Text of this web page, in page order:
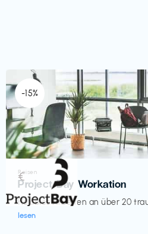
-15%
Reisen
Project Bay Workation
flexibles Arbeiten an über 20
lesen
€‎